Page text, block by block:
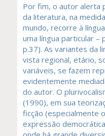
Por fim, o autor alerta
da literatura, na
mundo, recorre à
uma língua particular –
p.37). As variantes da
vista regional, etário,
variáveis, se fazem
evidentemente
do autor. O
(1990), em sua
ficção (especialmente
expressão